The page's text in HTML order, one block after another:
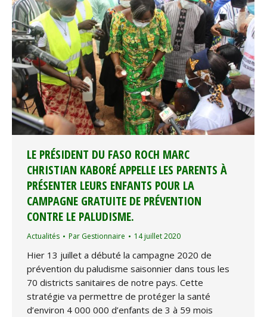
LE PRÉSIDENT DU FASO ROCH MARC
CHRISTIAN KABORÉ APPELLE LES PARENTS À
PRÉSENTER LEURS ENFANTS POUR LA
CAMPAGNE GRATUITE DE PRÉVENTION
CONTRE LE PALUDISME.
Actualités Par Gestionnaire 14 juillet 2020
Hier 13 juillet a débuté la campagne 2020 de
prévention du paludisme saisonnier dans tous les
70 districts sanitaires de notre pays. Cette
stratégie va permettre de protéger la santé
d’environ 4 000 000 d’enfants de 3 à 59 mois